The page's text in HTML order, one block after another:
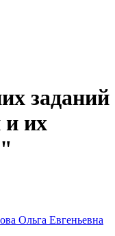
заданий
и их
Ольга Евгеньевна